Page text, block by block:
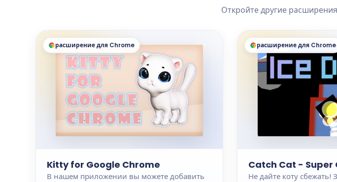
Откройте другие
расширение для Chrome
Kitty for Google Chrome
В нашем приложении вы можете добавить
расширение для Chrome
Catch Cat - Super
Не дайте коту сбежать!